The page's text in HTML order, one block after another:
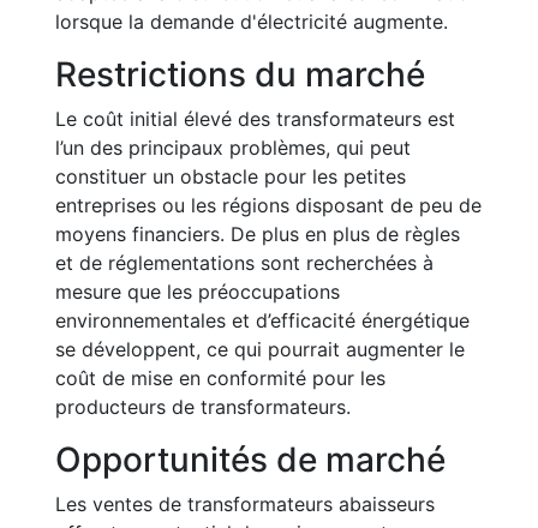
lorsque la demande d'électricité augmente.
Restrictions du marché
Le coût initial élevé des transformateurs est
l’un des principaux problèmes, qui peut
constituer un obstacle pour les petites
entreprises ou les régions disposant de peu de
moyens financiers. De plus en plus de règles
et de réglementations sont recherchées à
mesure que les préoccupations
environnementales et d’efficacité énergétique
se développent, ce qui pourrait augmenter le
coût de mise en conformité pour les
producteurs de transformateurs.
Opportunités de marché
Les ventes de transformateurs abaisseurs